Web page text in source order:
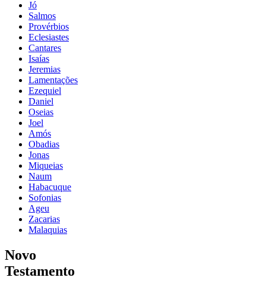
Jó
Salmos
Provérbios
Eclesiastes
Cantares
Isaías
Jeremias
Lamentações
Ezequiel
Daniel
Oseias
Joel
Amós
Obadias
Jonas
Miqueias
Naum
Habacuque
Sofonias
Ageu
Zacarias
Malaquias
Novo
Testamento